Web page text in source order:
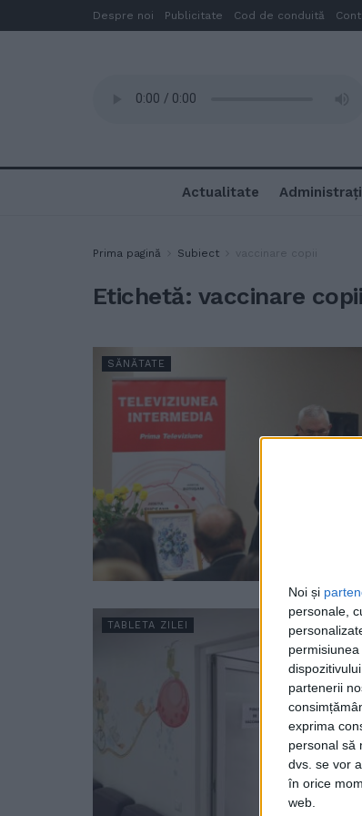
Noi și
personale,
partenerii
exprima
personal să
dvs. se vor
în orice
web.
Despre noi Publicitate Cod de conduită
Actualitate
Prima pagină Subiect vaccinare copii
Etichetă: vaccinare copii
SĂNĂTATE
TABLETA ZILEI